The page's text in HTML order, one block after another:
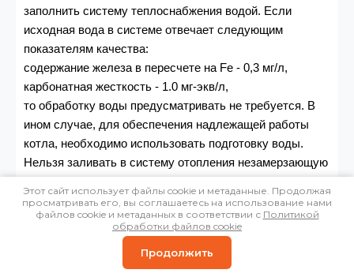
заполнить систему теплоснабжения водой. Если
исходная вода в системе отвечает следующим
показателям качества:
содержание железа в пересчете на Fe - 0,3 мг/л,
карбонатная жесткость - 1.0 мг-экв/л,
то обработку воды предусматривать не требуется. В
ином случае, для обеспечения надлежащей работы
котла, необходимо использовать подготовку воды.
Нельзя заливать в систему отопления незамерзающую
трубах котла.
В отопительной системе рекомендуется применять:
грязевые фильтры, которые позволят уменьшить
воздействие чрезмерного износа оборудования и
Этот сайт использует файлы cookie и метаданные. Продолжая
просматривать его, вы соглашаетесь на использование нами
файлов cookie и метаданных в соответствии с Политикой
обработки файлов cookie
Продолжить